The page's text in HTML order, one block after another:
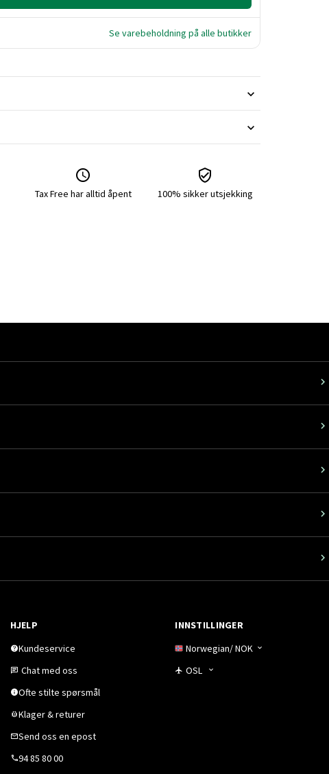
Se varebeholdning på alle butikker
Tax Free har alltid åpent 100% sikker utsjekking
HJELP
Kundeservice
Chat med oss
Ofte stilte spørsmål
Klager & returer
Send oss en epost
94 85 80 00
INNSTILLINGER
Norwegian/NOK
OSL